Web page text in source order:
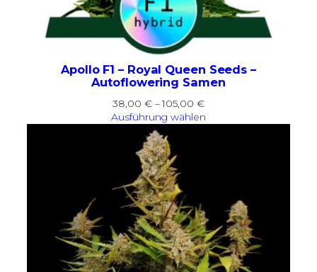
Apollo F1 – Royal Queen Seeds –
Autoflowering Samen
38,00 € –105,00 €Preisspanne:
38,00 €
Ausführung wählen